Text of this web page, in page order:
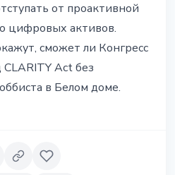
от проактивной
цифровых активов.
сможет ли Конгресс
Act без
в Белом доме.